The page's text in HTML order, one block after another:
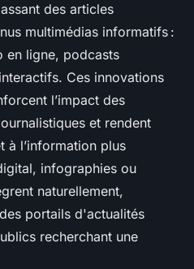
des articles
multimédias informatifs :
en ligne, podcasts
Ces innovations
l’impact des
et rendent
à l’information plus
infographies ou
naturellement,
portails d'actualités
recherchant une